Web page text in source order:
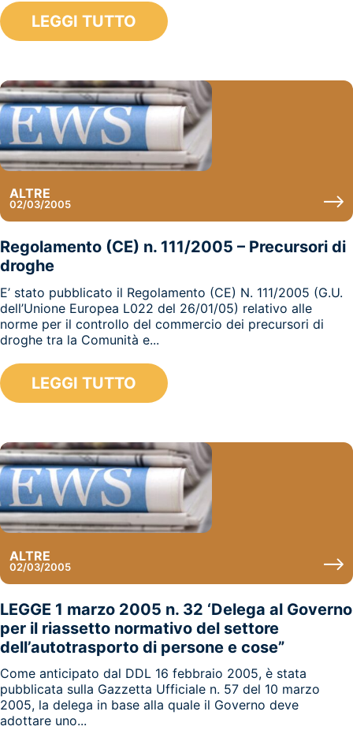
LEGGI TUTTO
ALTRE
02/03/2005
Regolamento (CE) n. 111/2005 – Precursori di
droghe
E’ stato pubblicato il Regolamento (CE) N. 111/2005 (G.U.
dell’Unione Europea L022 del 26/01/05) relativo alle
norme per il controllo del commercio dei precursori di
droghe tra la Comunità e...
LEGGI TUTTO
ALTRE
02/03/2005
LEGGE 1 marzo 2005 n. 32 ‘Delega al Governo
per il riassetto normativo del settore
dell’autotrasporto di persone e cose”
Come anticipato dal DDL 16 febbraio 2005, è stata
pubblicata sulla Gazzetta Ufficiale n. 57 del 10 marzo
2005, la delega in base alla quale il Governo deve
adottare uno...